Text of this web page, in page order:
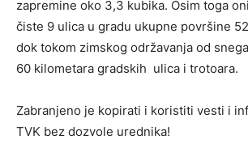
zapremine oko 3,3 kubika. Osim toga
čiste 9 ulica u gradu ukupne površine
dok tokom zimskog održavanja od
60 kilometara gradskih ulica i trotoara.
Zabranjeno je kopirati i koristiti vesti i
TVK bez dozvole urednika!